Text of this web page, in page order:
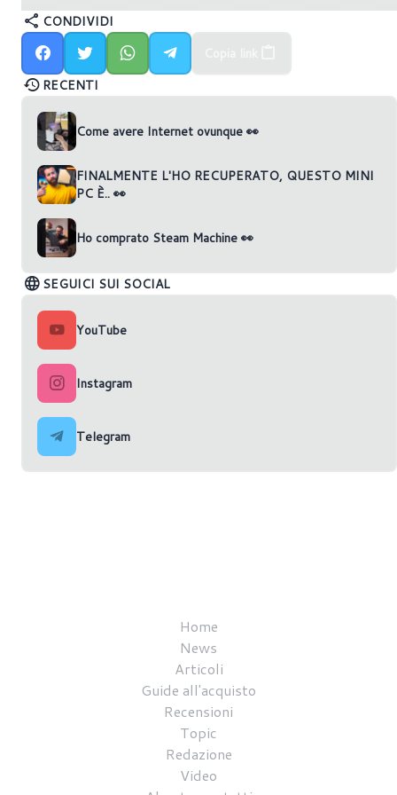
CONDIVIDI
RECENTI
Come avere Internet ovunque 👀
FINALMENTE L'HO RECUPERATO, QUESTO MINI
PC È.. 👀
Ho comprato Steam Machine 👀
SEGUICI SUI SOCIAL
YouTube
Instagram
Telegram
Home
News
Articoli
Guide all'acquisto
Recensioni
Topic
Redazione
Video